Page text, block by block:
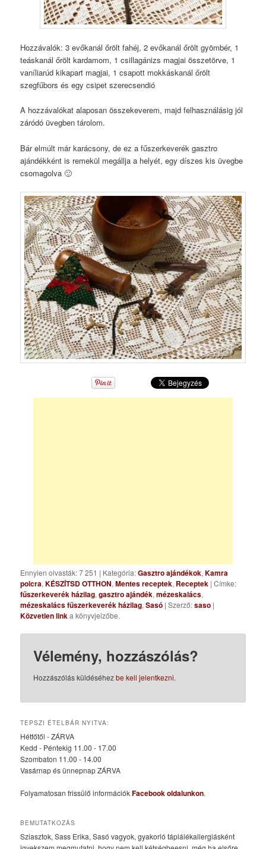
Hozzávalók: 3 evőkanál őrölt fahéj, 2 evőkanál őrölt gyömbér, 1
teáskanál őrölt kardamom, 1 csillagánizs magjai összetörve, 1
vaníliarúd kikapart magjai, 1 csapott mokkáskanál őrölt
szegfűbors és egy csipet szerecsendió
A hozzávalókat alaposan összekeverem, majd felhasználásig jól
záródó üvegben tárolom.
Bár elmúlt már karácsony, de ez a fűszerkeverék gasztro
ajándékként is remekül megállja a helyét, egy díszes kis üvegbe
csomagolva 🙂
Ennyien olvasták: 7 251 | Kategória:Gasztro ajándékok,Kamra
polcra,KÉSZÍTSD OTTHON,Mentes receptek, Receptek | Címke:
fűszerkeverék házilag,gasztro ajándék,mézeskalács,
mézeskalács fűszerkeverék házilag,Sasó | Szerző:saso |
Közvetlen linka könyvjelzőbe.
Vélemény, hozzászólás?
Hozzászólás küldéséhezbe kell jelentkezni.
TEPSZI ÉTELBÁR NYITVA:
Hétfőtől - ZÁRVA
Kedd - Péntekig 11.00 - 17.00
Szombaton 11.00 - 14.00
Vasárnap és ünnepnap ZÁRVA
Folyamatosan frissülő információkFacebook oldalunkon.
BEMUTATKOZÁS
Sziasztok, Sass Erika, Sasó vagyok, gyakorló táplálékallergiásként